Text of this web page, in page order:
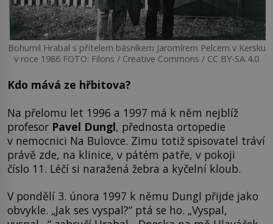
Bohumil Hrabal s přítelem básníkem Jaromírem Pelcem v Kersku
v roce 1986 FOTO: Filons / Creative Commons / CC BY-SA 4.0
Kdo mává ze hřbitova?
Na přelomu let 1996 a 1997 má k něm nejblíž
profesor Pavel Dungl, přednosta ortopedie
v nemocnici Na Bulovce. Zimu totiž spisovatel tráví
právě zde, na klinice, v pátém patře, v pokoji
číslo 11. Léčí si naražená žebra a kyčelní kloub.
V pondělí 3. února 1997 k němu Dungl přijde jako
obvykle. „Jak ses vyspal?“ ptá se ho. „Vyspal,